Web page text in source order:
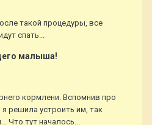
такой процедуры, все
спать...
малыша!
кормлени. Вспомнив про
решила устроить им, так
Что тут началось...